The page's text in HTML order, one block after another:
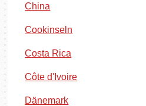
China
Cookinseln
Costa Rica
Côte d'Ivoire
Dänemark